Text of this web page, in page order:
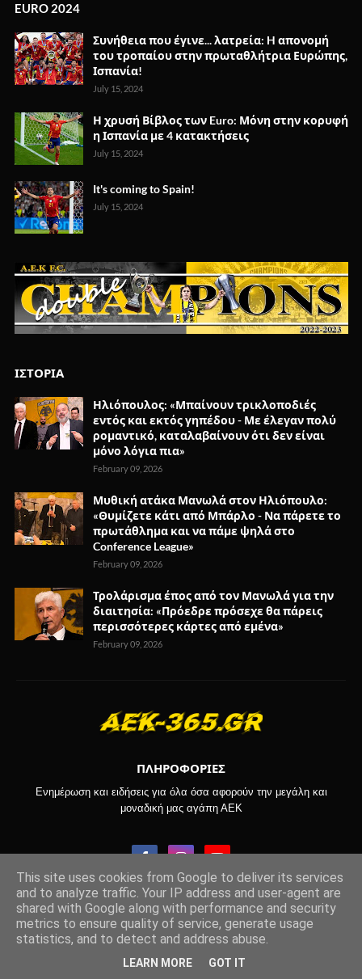
EURO 2024
Συνήθεια που έγινε... λατρεία: H απονομή
του τροπαίου στην πρωταθλήτρια Ευρώπης,
Ισπανία!
July 15, 2024
Η χρυσή Βίβλος των Euro: Μόνη στην κορυφή
η Ισπανία με 4 κατακτήσεις
July 15, 2024
It's coming to Spain!
July 15, 2024
ΙΣΤΟΡΙΑ
Ηλιόπουλος: «Μπαίνουν τρικλοποδιές
εντός και εκτός γηπέδου - Με έλεγαν πολύ
ρομαντικό, καταλαβαίνουν ότι δεν είναι
μόνο λόγια πια»
February 09, 2026
Μυθική ατάκα Μανωλά στον Ηλιόπουλο:
«Θυμίζετε κάτι από Μπάρλο - Να πάρετε το
πρωτάθλημα και να πάμε ψηλά στο
Conference League»
February 09, 2026
Τρολάρισμα έπος από τον Μανωλά για την
διαιτησία: «Πρόεδρε πρόσεχε θα πάρεις
περισσότερες κάρτες από εμένα»
February 09, 2026
ΠΛΗΡΟΦΟΡΙΕΣ
Ενημέρωση και ειδήσεις για όλα όσα αφορούν την μεγάλη και
μοναδική μας αγάπη ΑΕΚ
Copyright © 2017-2024 -aek-365.gr
This site uses cookies from Google to deliver its services
and to analyze traffic. Your IP address and user-agent are
shared with Google along with performance and security
metrics to ensure quality of service, generate usage
statistics, and to detect and address abuse.
LEARN MORE GOT IT